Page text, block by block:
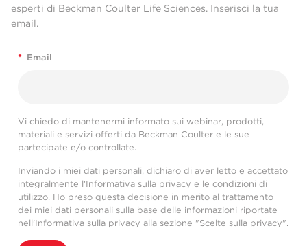
esperti di Beckman Coulter Life Sciences. Inserisci la tua
email.
* Email
Vi chiedo di mantenermi informato sui webinar, prodotti,
materiali e servizi offerti da Beckman Coulter e le sue
partecipate e/o controllate.
Inviando i miei dati personali, dichiaro di aver letto e accettato
integralmente l'Informativa sulla privacy e le condizioni di
utilizzo. Ho preso questa decisione in merito al trattamento
dei miei dati personali sulla base delle informazioni riportate
nell'Informativa sulla privacy alla sezione "Scelte sulla privacy".